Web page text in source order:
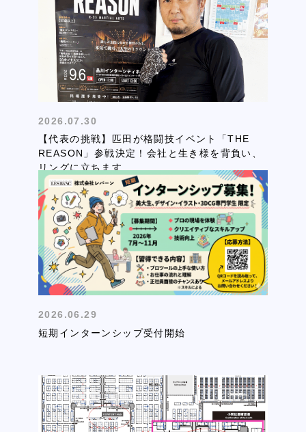
2026.07.30
【代表の挑戦】匹田が格闘技イベント「THE
REASON」参戦決定！会社と生き様を背負い、
リングに立ちます
2026.06.29
短期インターンシップ受付開始